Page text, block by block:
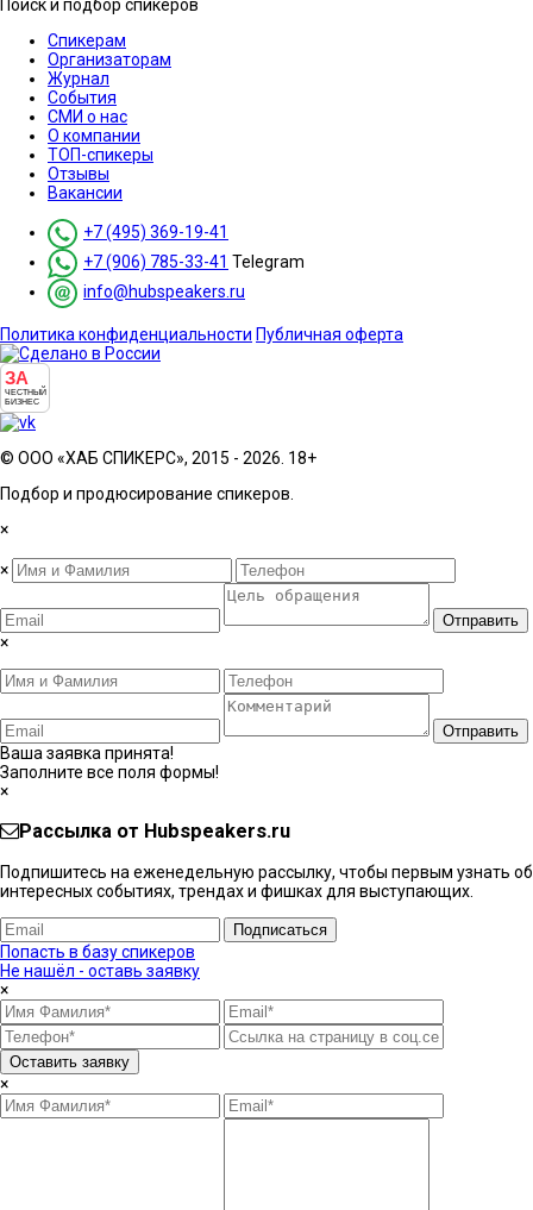
Поиск и подбор спикеров
Спикерам
Организаторам
Журнал
События
СМИ о нас
О компании
ТОП-спикеры
Отзывы
Вакансии
+7 (495) 369-19-41
+7 (906) 785-33-41 Telegram
info@hubspeakers.ru
Политика конфиденциальности Публичная оферта
ЗА
ЧЕСТНЫЙ
БИЗНЕС
© ООО «ХАБ СПИКЕРС», 2015 - 2026. 18+
Подбор и продюсирование спикеров.
×
×
Отправить
×
Отправить
Ваша заявка принята!
Заполните все поля формы!
×
Рассылка от Hubspeakers.ru
Подпишитесь на еженедельную рассылку, чтобы первым узнать об
интересных событиях, трендах и фишках ​для выступающих.
Подписаться
Попасть в базу спикеров
Не нашёл - оставь заявку
×
Оставить заявку
×